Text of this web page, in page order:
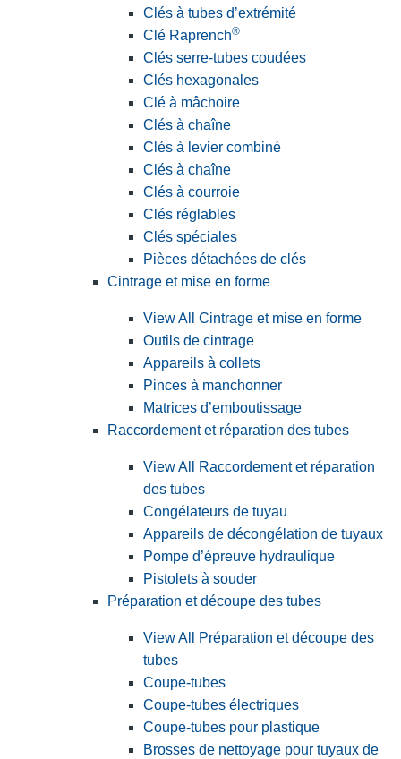
Clés à tubes d’extrémité
Clé Raprench®
Clés serre-tubes coudées
Clés hexagonales
Clé à mâchoire
Clés à chaîne
Clés à levier combiné
Clés à chaîne
Clés à courroie
Clés réglables
Clés spéciales
Pièces détachées de clés
Cintrage et mise en forme
View All Cintrage et mise en forme
Outils de cintrage
Appareils à collets
Pinces à manchonner
Matrices d’emboutissage
Raccordement et réparation des tubes
View All Raccordement et réparation
des tubes
Congélateurs de tuyau
Appareils de décongélation de tuyaux
Pompe d’épreuve hydraulique
Pistolets à souder
Préparation et découpe des tubes
View All Préparation et découpe des
tubes
Coupe-tubes
Coupe-tubes électriques
Coupe-tubes pour plastique
Brosses de nettoyage pour tuyaux de